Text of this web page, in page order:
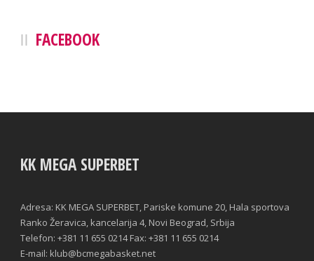
FACEBOOK
KK MEGA SUPERBET
Adresa: KK MEGA SUPERBET, Pariske komune 20, Hala sportova
Ranko Žeravica, kancelarija 4, Novi Beograd, Srbija
Telefon: +381 11 655 0214 Fax: +381 11 655 0214
E-mail: klub@bcmegabasket.net